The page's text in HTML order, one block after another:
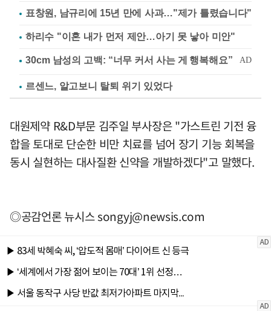
표창원, 남규리에 15년 만에 사과…"제가 틀렸습니다"
하리수 "이혼 내가 먼저 제안…아기 못 낳아 미안"
르센느, 알고보니 탈퇴 위기 있었다
대원제약 R&D부문 김주일 부사장은 "가스트린 기전 융
합을 토대로 단순한 비만 치료를 넘어 장기 기능 회복을
동시 실현하는 대사질환 신약을 개발하겠다"고 말했다.
◎공감언론 뉴시스songyj@newsis.com